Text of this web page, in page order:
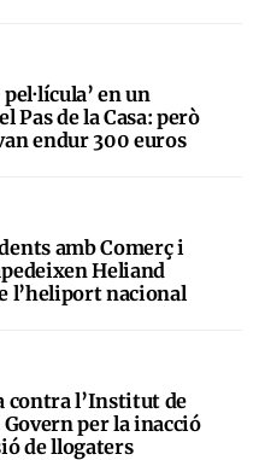
en un
Pas de la Casa: però
endur 300 euros
amb Comerç i
Heliand
l’heliport nacional
contra l’Institut de
per la inacció
de llogaters